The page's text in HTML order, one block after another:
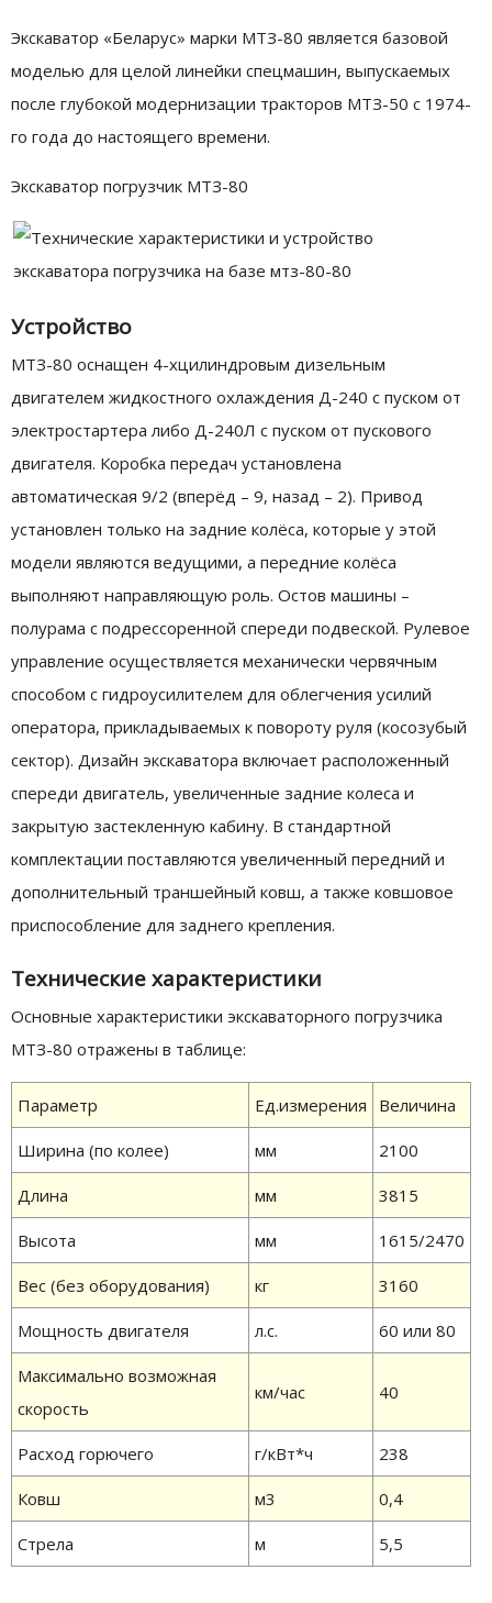
Экскаватор «Беларус» марки МТЗ-80 является базовой
моделью для целой линейки спецмашин, выпускаемых
после глубокой модернизации тракторов МТЗ-50 с 1974-
го года до настоящего времени.
Экскаватор погрузчик МТЗ-80
Устройство
МТЗ-80 оснащен 4-хцилиндровым дизельным
двигателем жидкостного охлаждения Д-240 с пуском от
электростартера либо Д-240Л с пуском от пускового
двигателя. Коробка передач установлена
автоматическая 9/2 (вперёд – 9, назад – 2). Привод
установлен только на задние колёса, которые у этой
модели являются ведущими, а передние колёса
выполняют направляющую роль. Остов машины –
полурама с подрессоренной спереди подвеской. Рулевое
управление осуществляется механически червячным
способом с гидроусилителем для облегчения усилий
оператора, прикладываемых к повороту руля (косозубый
сектор). Дизайн экскаватора включает расположенный
спереди двигатель, увеличенные задние колеса и
закрытую застекленную кабину. В стандартной
комплектации поставляются увеличенный передний и
дополнительный траншейный ковш, а также ковшовое
приспособление для заднего крепления.
Технические характеристики
Основные характеристики экскаваторного погрузчика
МТЗ-80 отражены в таблице:
Параметр Ед.измерения Величина
Ширина (по колее) мм 2100
Длина мм 3815
Высота мм 1615/2470
Вес (без оборудования) кг 3160
Мощность двигателя л.с. 60 или 80
Максимально возможная
скорость
км/час 40
Расход горючего г/кВт*ч 238
Ковш м3 0,4
Стрела м 5,5